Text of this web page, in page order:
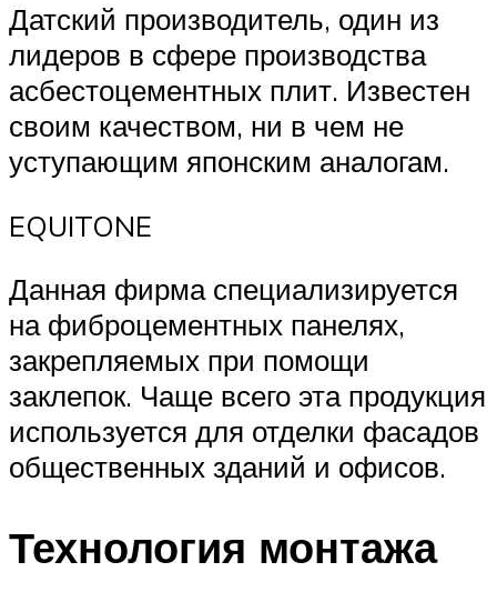
Датский производитель, один из
лидеров в сфере производства
асбестоцементных плит. Известен
своим качеством, ни в чем не
уступающим японским аналогам.
EQUITONE
Данная фирма специализируется
на фиброцементных панелях,
закрепляемых при помощи
заклепок. Чаще всего эта продукция
используется для отделки фасадов
общественных зданий и офисов.
Технология монтажа